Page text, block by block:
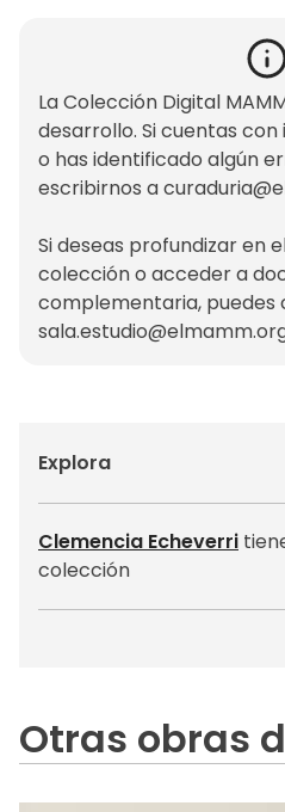
La Colección Digital
desarrollo. Si cuentas
o has identificado algún
escribirnos a
Si deseas profundizar en
colección o acceder a
complementaria,
Explora
Clemencia Echeverri
colección
Otras obras